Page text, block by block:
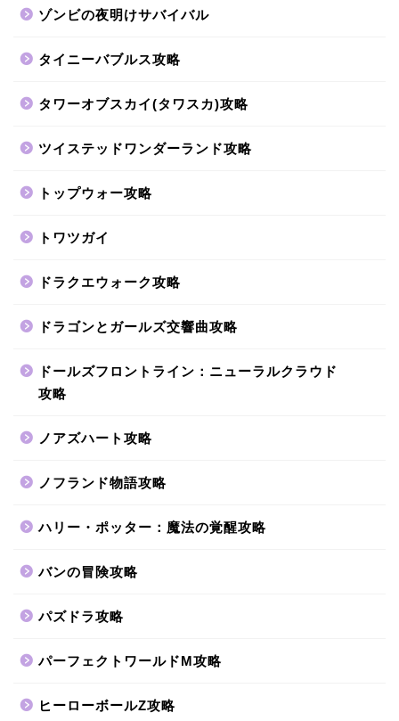
ゾンビの夜明けサバイバル
タイニーバブルス攻略
タワーオブスカイ(タワスカ)攻略
ツイステッドワンダーランド攻略
トップウォー攻略
トワツガイ
ドラクエウォーク攻略
ドラゴンとガールズ交響曲攻略
ドールズフロントライン：ニューラルクラウド
攻略
ノアズハート攻略
ノフランド物語攻略
ハリー・ポッター：魔法の覚醒攻略
バンの冒険攻略
パズドラ攻略
パーフェクトワールドM攻略
ヒーローボールZ攻略